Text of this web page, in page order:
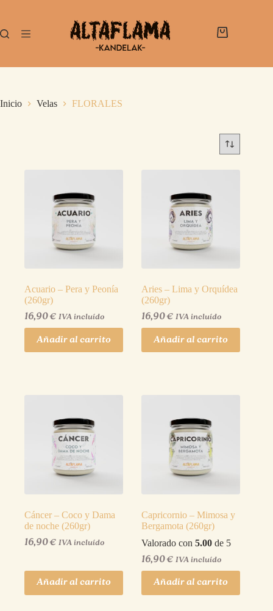
Inicio Velas FLORALES
Acuario – Pera y Peonía
(260gr)
16,90€ IVA incluído
Añadir al carrito
Aries – Lima y Orquídea
(260gr)
16,90€ IVA incluído
Añadir al carrito
Cáncer – Coco y Dama
de noche (260gr)
16,90€ IVA incluído
Añadir al carrito
Capricornio – Mimosa y
Bergamota (260gr)
Valorado con5.00 de 5
16,90€ IVA incluído
Añadir al carrito